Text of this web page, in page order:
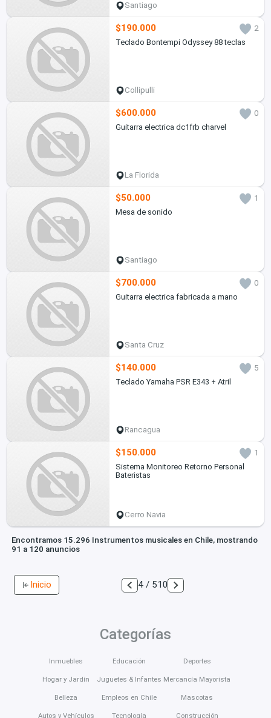
Santiago
$190.000
2
Teclado Bontempi Odyssey 88 teclas
Collipulli
$600.000
0
Guitarra electrica dc1frb charvel
La Florida
$50.000
1
Mesa de sonido
Santiago
$700.000
0
Guitarra electrica fabricada a mano
Santa Cruz
$140.000
5
Teclado Yamaha PSR E343 + Atril
Rancagua
$150.000
1
Sistema Monitoreo Retorno Personal
Bateristas
Cerro Navia
Encontramos 15.296 Instrumentos musicales en Chile, mostrando
91 a 120 anuncios
Inicio 4 / 510
Categorías
Inmuebles
Hogar y Jardín
Belleza
Autos y Vehículos
Educación
Juguetes & Infantes
Empleos en Chile
Tecnología
Deportes
Mercancía Mayorista
Mascotas
Construcción